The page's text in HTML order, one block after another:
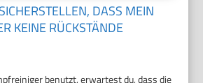
DASS MEIN
KEINE RÜCKSTÄNDE
benutzt, erwartest du, dass die